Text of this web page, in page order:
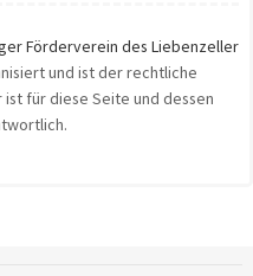
Förderverein des Liebenzeller
und ist der rechtliche
für diese Seite und dessen